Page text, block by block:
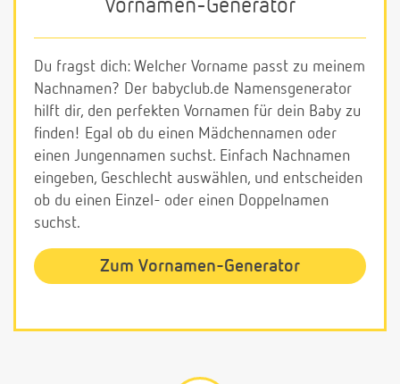
Vornamen-Generator
Du fragst dich: Welcher Vorname passt zu meinem
Nachnamen? Der babyclub.de Namensgenerator
hilft dir, den perfekten Vornamen für dein Baby zu
finden! Egal ob du einen Mädchennamen oder
einen Jungennamen suchst. Einfach Nachnamen
eingeben, Geschlecht auswählen, und entscheiden
ob du einen Einzel- oder einen Doppelnamen
suchst.
Zum Vornamen-Generator